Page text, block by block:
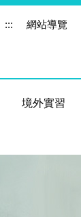
::: 網站導覽
境外實習